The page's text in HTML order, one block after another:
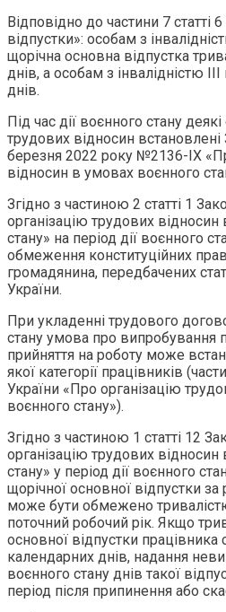
Відповідно до частини 7 статті
відпустки»: особам з
щорічна основна відпустка
днів, а особам з інвалідністю
днів.
Під час дії воєнного стану деякі
трудових відносин
березня 2022 року №2136-IX
відносин в умовах воєнного
Згідно з частиною 2 статті 1
організацію трудових
стану» на період дії воєнного
обмеження конституційних
громадянина, передбачених
України.
При укладенні трудового
стану умова про випробування
прийняття на роботу може
якої категорії працівників
України «Про організацію
воєнного стану»).
Згідно з частиною 1 статті 12
організацію трудових
стану» у період дії воєнного
щорічної основної відпустки
може бути обмежено
поточний робочий рік. Якщо
основної відпустки
календарних днів, надання
воєнного стану днів такої
період після припинення або